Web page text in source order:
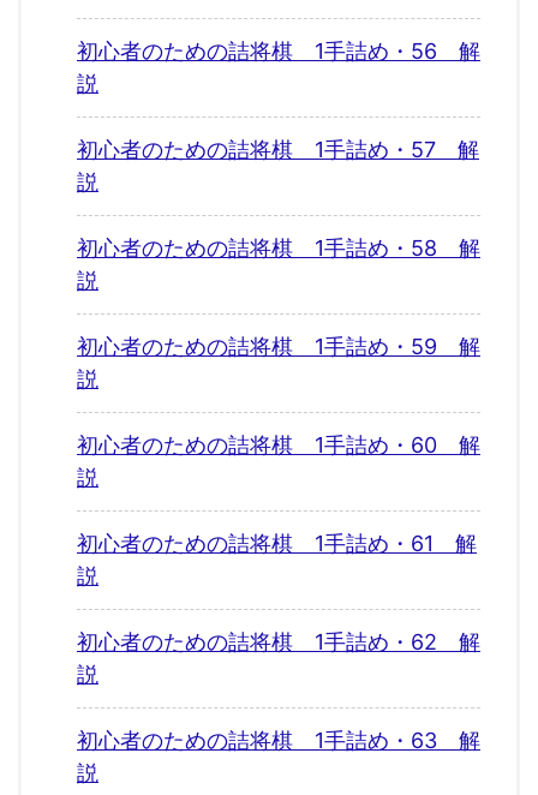
初心者のための詰将棋 1手詰め・56 解
説
初心者のための詰将棋 1手詰め・57 解
説
初心者のための詰将棋 1手詰め・58 解
説
初心者のための詰将棋 1手詰め・59 解
説
初心者のための詰将棋 1手詰め・60 解
説
初心者のための詰将棋 1手詰め・61 解
説
初心者のための詰将棋 1手詰め・62 解
説
初心者のための詰将棋 1手詰め・63 解
説